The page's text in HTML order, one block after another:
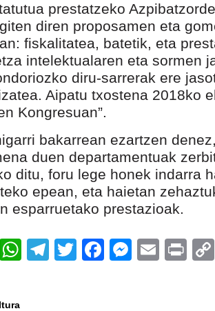
prestatzeko
diren proposamen eta
fiskalitatea, batetik, eta
intelektualaren eta sormen
diru-sarrerak ere
Aipatu txostena 2018ko
Kongresuan”.
bakarrean ezartzen
duen departamentuak
ditu, foru lege honek indarra
epean, eta haietan
esparruetako prestazioak.
GmailWhatsApp
Telegram
TwitterFacebook
Email